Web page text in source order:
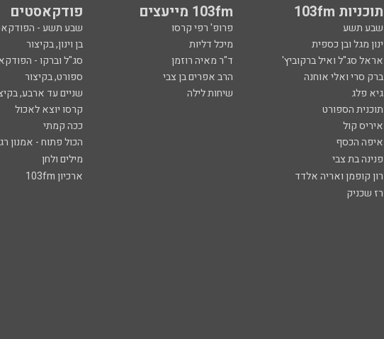
תוכניות 103fm 103fm מייעצים פודקאסטים
שבע תשע פרופ' רפי קרסו שבע תשע -
ינון מגל ובן כספית
מיכל דליות בן וינון, בקיצור
אראל סג"ל ואיל ברקוביץ'
ד"ר מאיה רוזמן סג"ל וברקו -
ברק סרי ואלי אוחנה
הרב אפרים בן צבי ספורט, בקיצור
גיא פלג
שיחות לילה שניים עד ארבע,
תוכנית הספורט
קרסו יוצא לאכול
איריס קול
ככה קמתי
איפה הכסף
הכול פתוח - אמנון
פנינה בת צבי
מילים ולחן
רון קופמן ואריה אלדד
ארכיון 103fm
רז שכניק